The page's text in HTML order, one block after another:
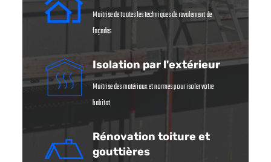
Maitrise de toutes les techniques de ravalement de
façades
Isolation par l'extérieur
Maitrise des matériaux et normes pour isoler votre
habitat
Rénovation toiture et
gouttières